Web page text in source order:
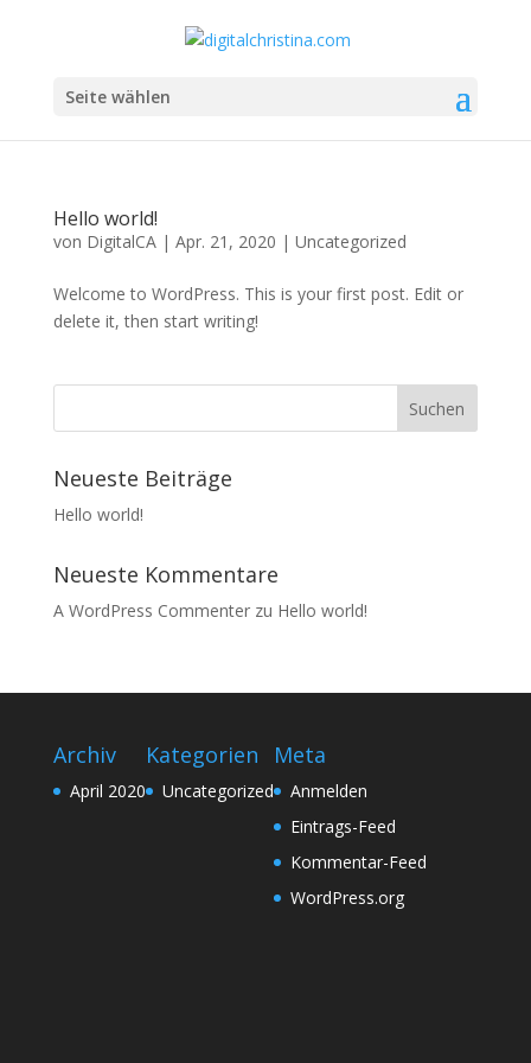
Seite wählen
Hello world!
von DigitalCA| Apr. 21, 2020 | Uncategorized
Welcome to WordPress. This is your first post. Edit or
delete it, then start writing!
Neueste Beiträge
Hello world!
Neueste Kommentare
A WordPress Commenterzu Hello world!
Archiv
April 2020
Kategorien
Uncategorized
Meta
Anmelden
Eintrags-Feed
Kommentar-Feed
WordPress.org